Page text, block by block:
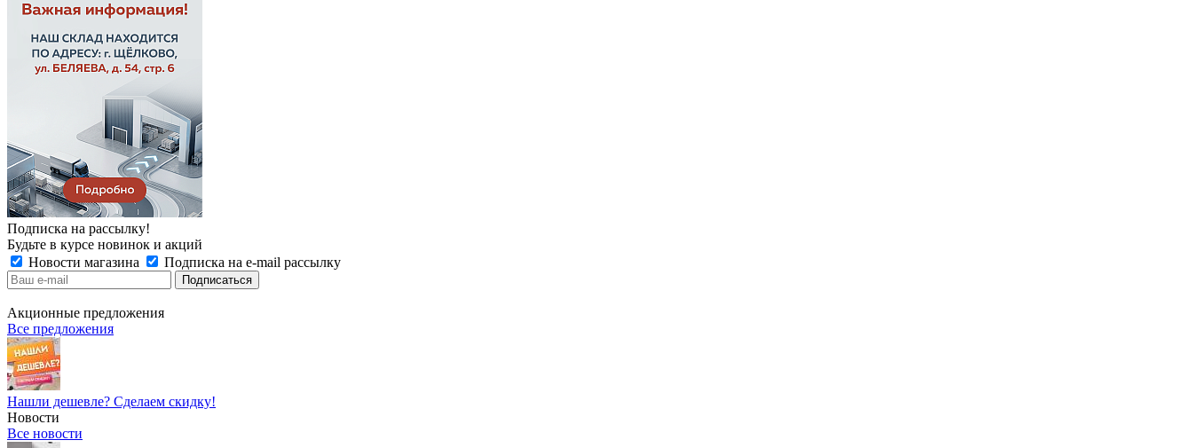
Подписка на рассылку!
Будьте в курсе новинок и акций
Новости магазина
Подписка на e-mail рассылку
Акционные предложения
Все предложения
Нашли дешевле? Сделаем скидку!
Новости
Все новости